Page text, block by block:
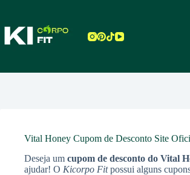
conteúdo
Vital Honey Cupom de Desconto Site
Deseja um cupom de desconto do Vital
ajudar! O Kicorpo Fitpossui alguns